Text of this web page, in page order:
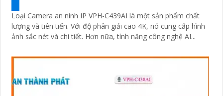
Loại Camera an ninh IP VPH-C439AI là một sản phẩm chất
lượng và tiên tiến. Với độ phân giải cao 4K, nó cung cấp hình
ảnh sắc nét và chi tiết. Hơn nữa, tính năng công nghệ AI...